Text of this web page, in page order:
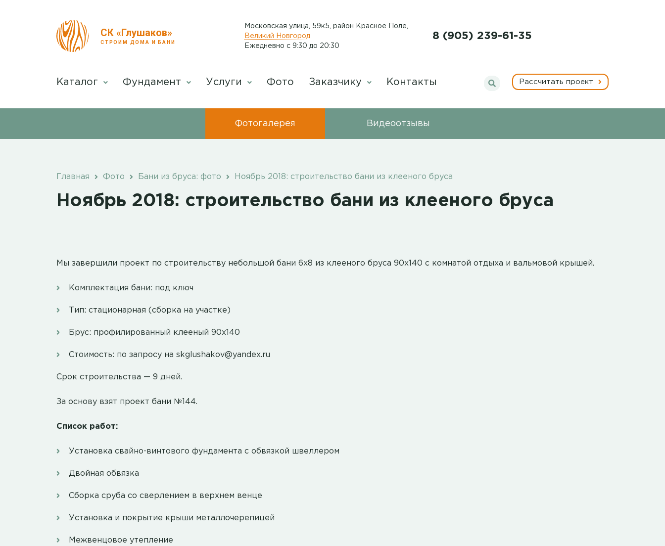
СК «Глушаков»
СТРОИМ ДОМА И БАНИ
Московская улица, 59к5, район Красное Поле
Великий Новгород
Ежедневно с 9:30 до 20:30
8 (905) 239-61-35
Каталог Фундамент Услуги Фото Заказчику Контакты Рассчитать проект
Фотогалерея Видеоотзывы
Главная Фото Бани из бруса: фото Ноябрь 2018: строительство бани из клееного бруса
Ноябрь 2018: строительство бани из клееного бруса
Мы завершили проект по строительству небольшой бани 6х8 из клееного бруса 90х140 с комнатой отдыха и вальмовой крышей.
Комплектация бани: под ключ
Тип: стационарная (сборка на участке)
Брус: профилированный клееный 90х140
Стоимость: по запросу на skglushakov@yandex.ru
Срок строительства — 9 дней.
За основу взят проект бани №144.
Список работ:
Установка свайно-винтового фундамента с обвязкой швеллером
Двойная обвязка
Сборка сруба со сверлением в верхнем венце
Установка и покрытие крыши металлочерепицей
Межвенцовое утепление